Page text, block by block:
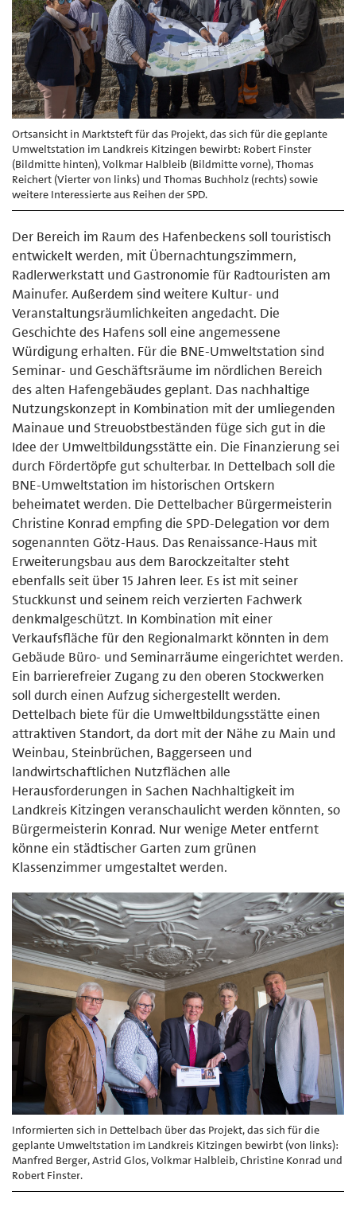
Ortsansicht in Marktsteft für das Projekt, das sich für die geplante
Umweltstation im Landkreis Kitzingen bewirbt: Robert Finster
(Bildmitte hinten), Volkmar Halbleib (Bildmitte vorne), Thomas
Reichert (Vierter von links) und Thomas Buchholz (rechts) sowie
weitere Interessierte aus Reihen der SPD.
Der Bereich im Raum des Hafenbeckens soll touristisch
entwickelt werden, mit Übernachtungszimmern,
Radlerwerkstatt und Gastronomie für Radtouristen am
Mainufer. Außerdem sind weitere Kultur- und
Veranstaltungsräumlichkeiten angedacht. Die
Geschichte des Hafens soll eine angemessene
Würdigung erhalten. Für die BNE-Umweltstation sind
Seminar- und Geschäftsräume im nördlichen Bereich
des alten Hafengebäudes geplant. Das nachhaltige
Nutzungskonzept in Kombination mit der umliegenden
Mainaue und Streuobstbeständen füge sich gut in die
Idee der Umweltbildungsstätte ein. Die Finanzierung sei
durch Fördertöpfe gut schulterbar. In Dettelbach soll die
BNE-Umweltstation im historischen Ortskern
beheimatet werden. Die Dettelbacher Bürgermeisterin
Christine Konrad empfing die SPD-Delegation vor dem
sogenannten Götz-Haus. Das Renaissance-Haus mit
Erweiterungsbau aus dem Barockzeitalter steht
ebenfalls seit über 15 Jahren leer. Es ist mit seiner
Stuckkunst und seinem reich verzierten Fachwerk
denkmalgeschützt. In Kombination mit einer
Verkaufsfläche für den Regionalmarkt könnten in dem
Gebäude Büro- und Seminarräume eingerichtet werden.
Ein barrierefreier Zugang zu den oberen Stockwerken
soll durch einen Aufzug sichergestellt werden.
Dettelbach biete für die Umweltbildungsstätte einen
attraktiven Standort, da dort mit der Nähe zu Main und
Weinbau, Steinbrüchen, Baggerseen und
landwirtschaftlichen Nutzflächen alle
Herausforderungen in Sachen Nachhaltigkeit im
Landkreis Kitzingen veranschaulicht werden könnten, so
Bürgermeisterin Konrad. Nur wenige Meter entfernt
könne ein städtischer Garten zum grünen
Klassenzimmer umgestaltet werden.
Informierten sich in Dettelbach über das Projekt, das sich für die
geplante Umweltstation im Landkreis Kitzingen bewirbt (von links):
Manfred Berger, Astrid Glos, Volkmar Halbleib, Christine Konrad und
Robert Finster.